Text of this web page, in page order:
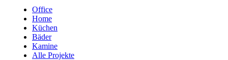
Office
Home
Küchen
Bäder
Kamine
Alle Projekte